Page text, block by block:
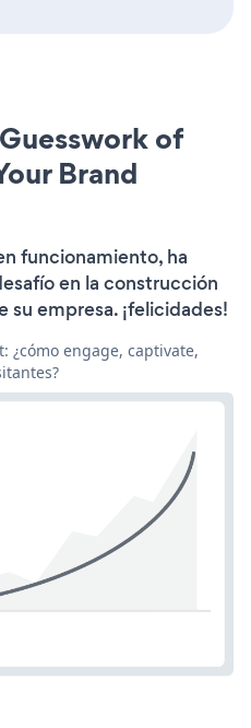
of
Brand
funcionamiento, ha
en la construcción
su empresa. ¡felicidades!
¿cómo engage, captivate,